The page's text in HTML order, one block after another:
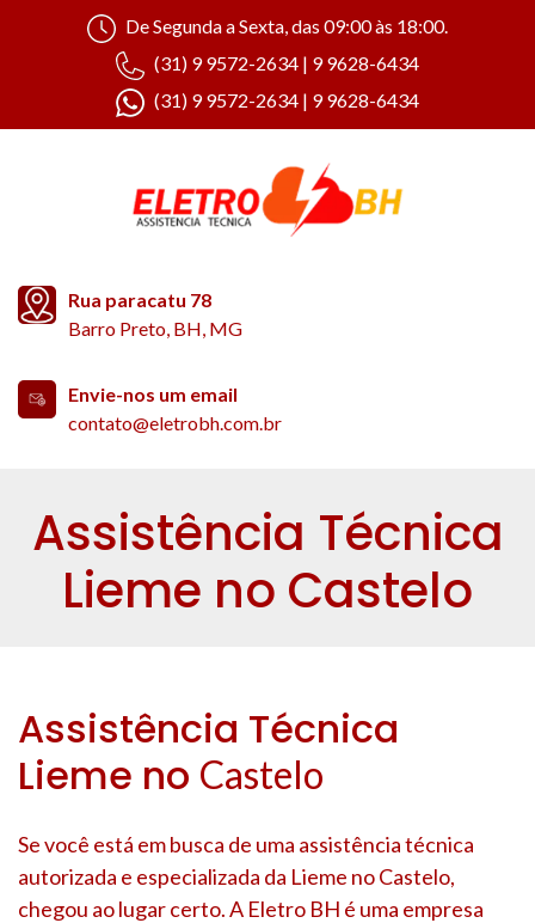
De Segunda a Sexta, das 09:00 às 18:00.
(31) 9 9572-2634 | 9 9628-6434
(31) 9 9572-2634 | 9 9628-6434
Rua paracatu 78
Barro Preto, BH, MG
Envie-nos um email
contato@eletrobh.com.br
Assistência Técnica
Lieme no Castelo
Assistência Técnica
Lieme no Castelo
Se você está em busca de uma assistência técnica
autorizada e especializada da Lieme noCastelo,
chegou ao lugar certo. A Eletro BH é uma empresa